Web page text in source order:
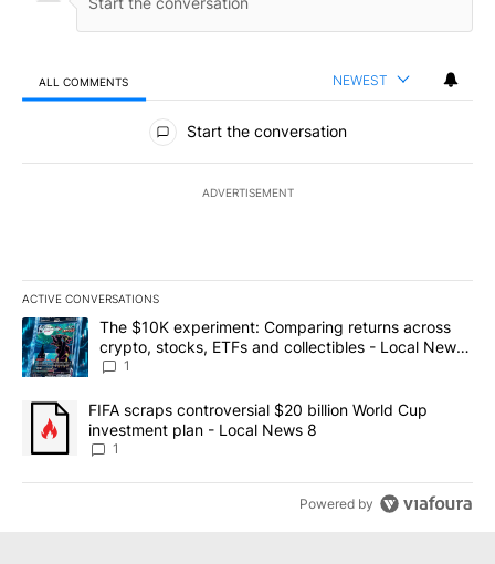
ALL COMMENTS NEWEST
All Comments
Start the conversation
ADVERTISEMENT
ACTIVE CONVERSATIONS
The following is a list of the most commented articles in the last
A trending article titled "The $10K experiment: Comparing
The $10K experiment: Comparing returns across
crypto, stocks, ETFs and collectibles - Local News
8
1
A trending article titled "FIFA scraps controversial $20 billion
FIFA scraps controversial $20 billion World Cup
investment plan - Local News 8
1
Powered by